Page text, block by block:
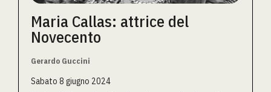
Maria Callas: attrice del
Novecento
Gerardo Guccini
Sabato 8 giugno 2024